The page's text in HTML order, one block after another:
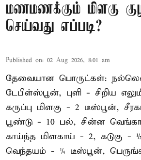
மணமணக்கும் மிளகு
செய்வது எப்படி?
Published on: 02 Aug 2026, 8:01 am
தேவையான பொருட்கள்:
டேபிள்ஸ்பூன், புளி - சிறிய
கருப்பு மிளகு - 2 டீஸ்பூன்,
பூண்டு - 10 பல், சின்ன
காய்ந்த மிளகாய் - 2, கடுகு -
வெந்தயம் - ¼ டீஸ்பூன்,